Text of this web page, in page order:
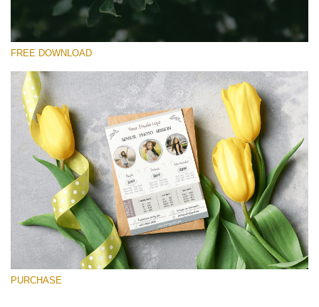
Please select
Free Font #32
Senior Price List
Free download
FREE DOWNLOAD
PURCHASE